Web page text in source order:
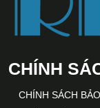
CHÍNH
CHÍNH SÁCH